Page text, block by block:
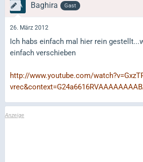
Baghira Gast
26. März 2012
Ich habs einfach mal hier rein
einfach verschieben
http://www.youtube.com/